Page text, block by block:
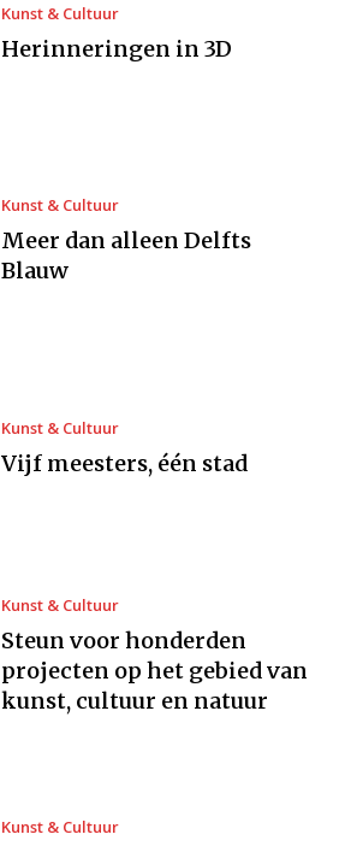
Kunst & Cultuur
Herinneringen in 3D
Kunst & Cultuur
Meer dan alleen Delfts
Blauw
Kunst & Cultuur
Vijf meesters, één stad
Kunst & Cultuur
Steun voor honderden
projecten op het gebied van
kunst, cultuur en natuur
Kunst & Cultuur